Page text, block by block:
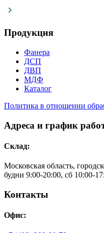
Продукция
Фанера
ДСП
ДВП
МДФ
Каталог
Политика в отношении
Адреса и график
Склад:
Московская область,
будни 9:00-20:00, сб 10:00-
Контакты
Офис: